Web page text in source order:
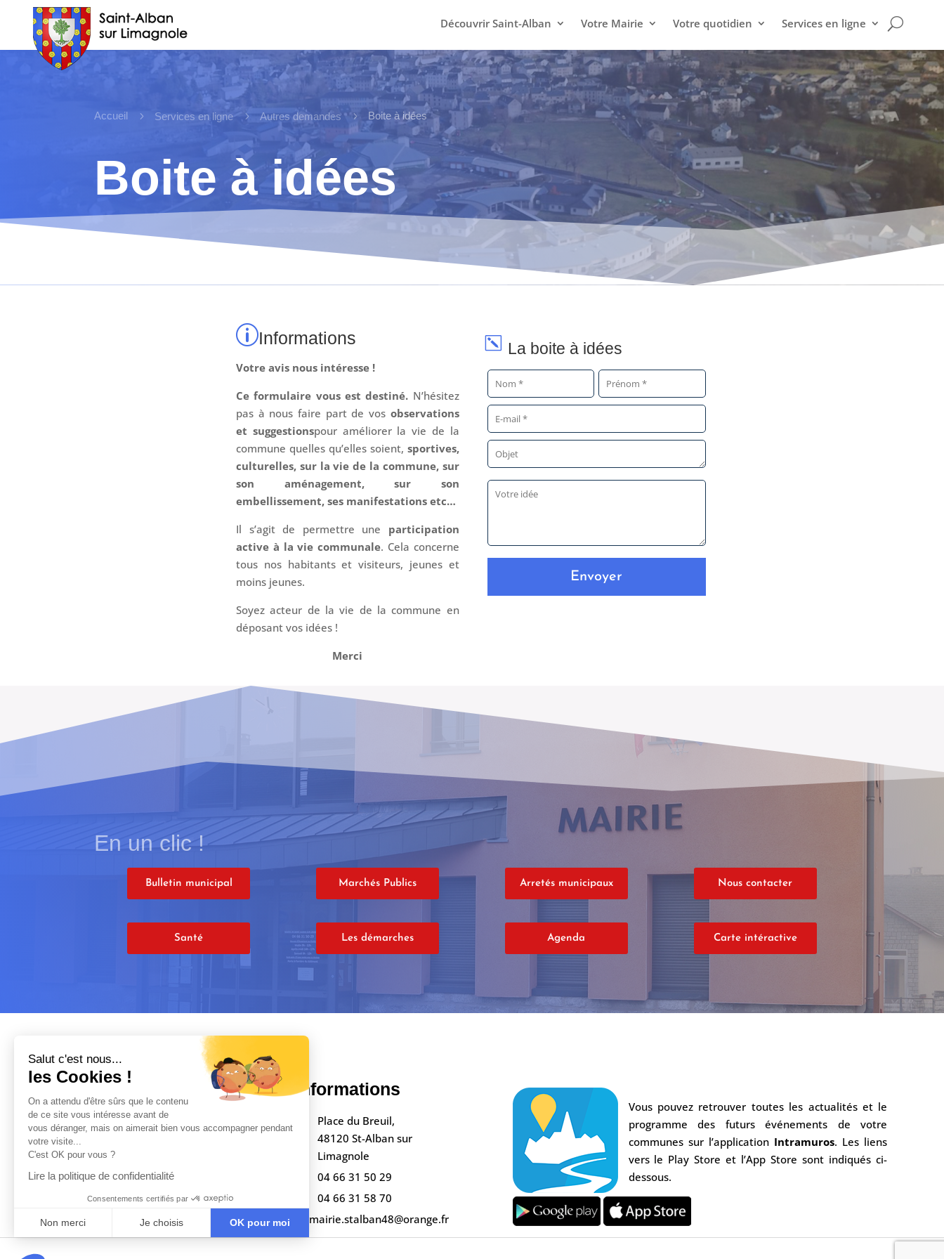
Salut c'est nous...
les Cookies !
On a attendu d'être sûrs que le contenu
de ce site vous intéresse avant de
vous déranger, mais on aimerait bien vous accompagner pendant
votre visite...
C'est OK pour vous ?
Lire la politique de confidentialité
Consentements certifiés par
Non merci Je choisis OK pour moi
Découvrir Saint-Alban Votre Mairie Votre quotidien Services en ligne
Accueil 5 Services en ligne 5 Autres demandes 5 Boite à idées
Boite à idées
pInformations
Votre avis nous intéresse !
Ce formulaire vous est destiné. N’hésitez
pas à nous faire part de vos observations
et suggestionspour améliorer la vie de la
commune quelles qu’elles soient, sportives,
culturelles, sur la vie de la commune, sur
son aménagement, sur son
embellissement, ses manifestations etc…
Il s’agit de permettre une participation
active à la vie communale. Cela concerne
tous nos habitants et visiteurs, jeunes et
moins jeunes.
Soyez acteur de la vie de la commune en
déposant vos idées !
Merci
k La boite à idées
Envoyer
En un clic !
Bulletin municipal Marchés Publics Arretés municipaux Nous contacter
Santé Les démarches Agenda Carte intéractive
Informations
Place du Breuil,
48120 St-Alban sur
Limagnole
04 66 31 50 29
04 66 31 58 70
mairie.stalban48@orange.fr
Vous pouvez retrouver toutes les actualités et le
programme des futurs événements de votre
communes sur l’application Intramuros. Les liens
vers le Play Store et l’App Store sont indiqués ci-
dessous.